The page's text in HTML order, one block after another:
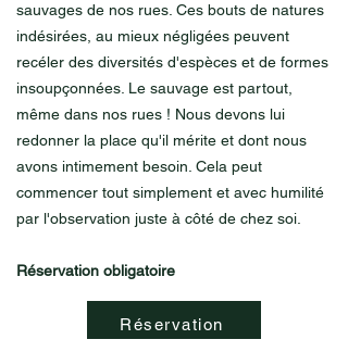
sauvages de nos rues. Ces bouts de natures
indésirées, au mieux négligées peuvent
recéler des diversités d'espèces et de formes
insoupçonnées. Le sauvage est partout,
même dans nos rues ! Nous devons lui
redonner la place qu'il mérite et dont nous
avons intimement besoin. Cela peut
commencer tout simplement et avec humilité
par l'observation juste à côté de chez soi.
Réservation obligatoire
Réservation